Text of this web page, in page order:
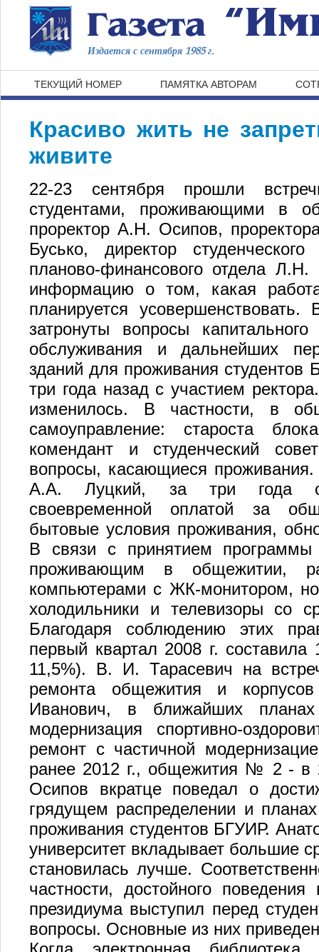
Издается с сентября 1985 г.
ТЕКУЩИЙ НОМЕР ПАМЯТКА АВТОРАМ
Красиво жить не
живите
22-23 сентября прошли
студентами, проживающими
проректор А.Н. Осипов,
Бусько, директор
планово-финансового отдела
информацию о том, какая
планируется
затронуты вопросы
обслуживания и дальнейших
зданий для проживания студентов
три года назад с участием
изменилось. В частности, в
самоуправление: староста
комендант и студенческий
вопросы, касающиеся проживания.
А.А. Луцкий, за три года
своевременной оплатой за
бытовые условия проживания,
В связи с принятием программы
проживающим в общежитии,
компьютерами с ЖК-монитором,
холодильники и телевизоры со
Благодаря соблюдению этих
первый квартал 2008 г.
11,5%). В. И. Тарасевич на
ремонта общежития и
Иванович, в ближайших
модернизация спортивно-
ремонт с частичной
ранее 2012 г., общежития № 2 - в
Осипов вкратце поведал о
грядущем распределении и
проживания студентов БГУИР.
университет вкладывает большие
становилась лучше.
частности, достойного
президиума выступил перед
вопросы. Основные из них